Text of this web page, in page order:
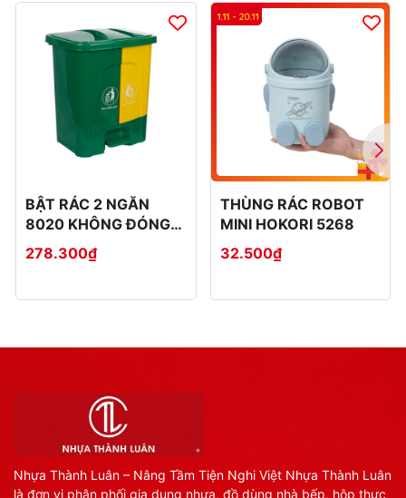
BẬT RÁC 2 NGĂN
8020 KHÔNG ĐÓNG
THÙNG CATTON
278.300₫
THÙNG RÁC ROBOT
MINI HOKORI 5268
32.500₫
Nhựa Thành Luân – Nâng Tầm Tiện Nghi Việt Nhựa Thành Luân
là đơn vị phân phối gia dụng nhựa, đồ dùng nhà bếp, hộp thực